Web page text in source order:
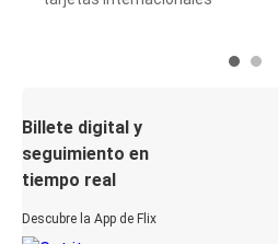
Billete digital y
seguimiento en
tiempo real
Descubre la App de Flix